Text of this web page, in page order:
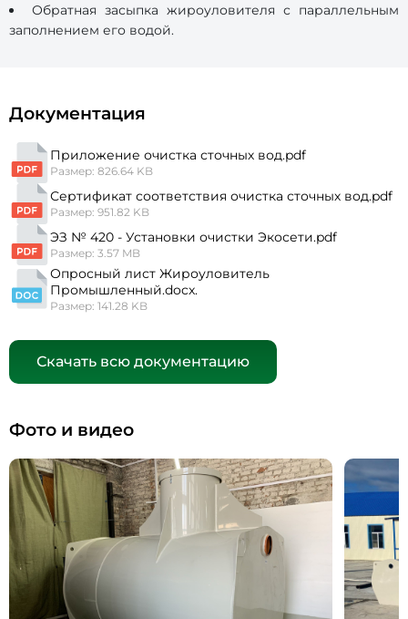
Обратная засыпка жироуловителя с параллельным
заполнением его водой.
Документация
Приложение очистка сточных вод.pdf
Размер: 826.64 KB
Сертификат соответствия очистка сточных вод.pdf
Размер: 951.82 KB
ЭЗ № 420 - Установки очистки Экосети.pdf
Размер: 3.57 MB
Опросный лист Жироуловитель
Промышленный.docx.
Размер: 141.28 KB
Скачать всю документацию
Фото и видео